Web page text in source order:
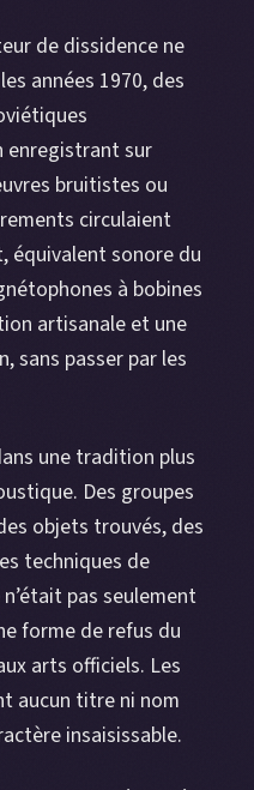
de dissidence ne
années 1970, des
enregistrant sur
bruitistes ou
circulaient
équivalent sonore du
à bobines
artisanale et une
sans passer par les
une tradition plus
Des groupes
objets trouvés, des
techniques de
pas seulement
forme de refus du
arts officiels. Les
aucun titre ni nom
insaisissable.